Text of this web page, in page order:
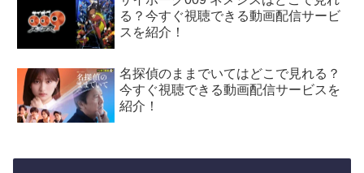
る？今すぐ視聴できる動画配信サービ
スを紹介！
名探偵のままでいてはどこで見れる？
今すぐ視聴できる動画配信サービスを
紹介！